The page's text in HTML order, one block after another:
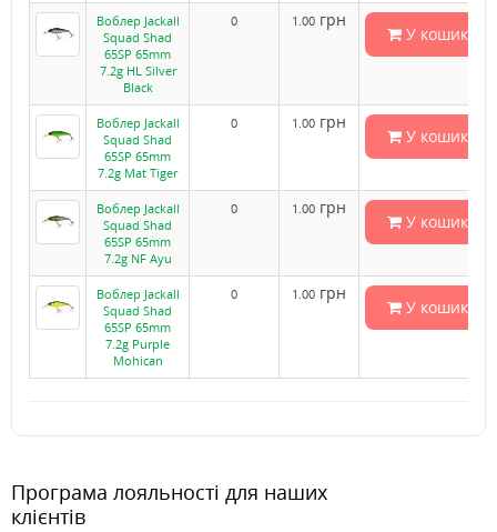
Воблер Jackall
Squad Shad
65SP 65mm
7.2g HL Silver
Black
0 1.00 грн
У кошик
Воблер Jackall
Squad Shad
65SP 65mm
7.2g Mat Tiger
0 1.00 грн
У кошик
Воблер Jackall
Squad Shad
65SP 65mm
7.2g NF Ayu
0 1.00 грн
У кошик
Воблер Jackall
Squad Shad
65SP 65mm
7.2g Purple
Mohican
0 1.00 грн
У кошик
Програма лояльності для наших
клієнтів